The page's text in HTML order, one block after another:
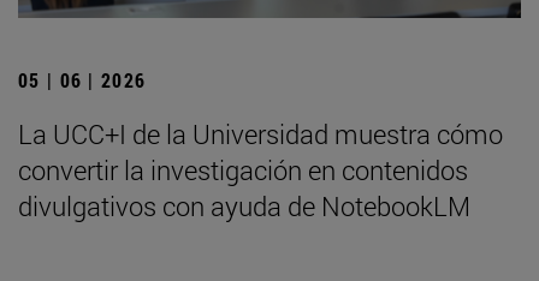
05 | 06 | 2026
La UCC+I de la Universidad muestra cómo
convertir la investigación en contenidos
divulgativos con ayuda de NotebookLM